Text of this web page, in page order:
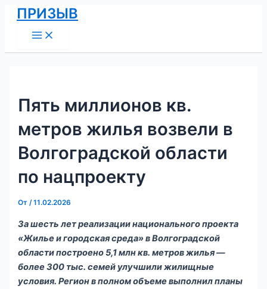
Перейти
содержимому
ПРИЗЫВ
Menu
Пять миллионов кв.
метров жилья возвели в
Волгоградской области
по нацпроекту
От/11.02.2026
За шесть лет реализации национального проекта
«Жилье и городская среда» в Волгоградской
области построено 5,1 млн кв. метров жилья —
более 300 тыс. семей улучшили жилищные
условия. Регион в полном объеме выполнил планы
Навигация
по
записям